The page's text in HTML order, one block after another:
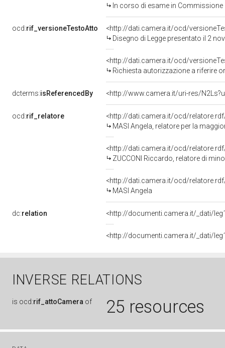
In corso di esame in Commissione
ocd:rif_versioneTestoAtto
<http://dati.camera.it/ocd/
Disegno di Legge presentato il 2
<http://dati.camera.it/ocd/
Richiesta autorizzazione a riferire
dcterms:isReferencedBy <http://www.camera.it/uri-res/
ocd:rif_relatore
<http://dati.camera.it/ocd/
MASI Angela, relatore per la
<http://dati.camera.it/ocd/
ZUCCONI Riccardo, relatore di
<http://dati.camera.it/ocd/
MASI Angela
dc:relation <http://documenti.camera.it/_dati/
<http://documenti.camera.it/_dati/
INVERSE RELATIONS
is ocd:rif_attoCamera of 25 resources